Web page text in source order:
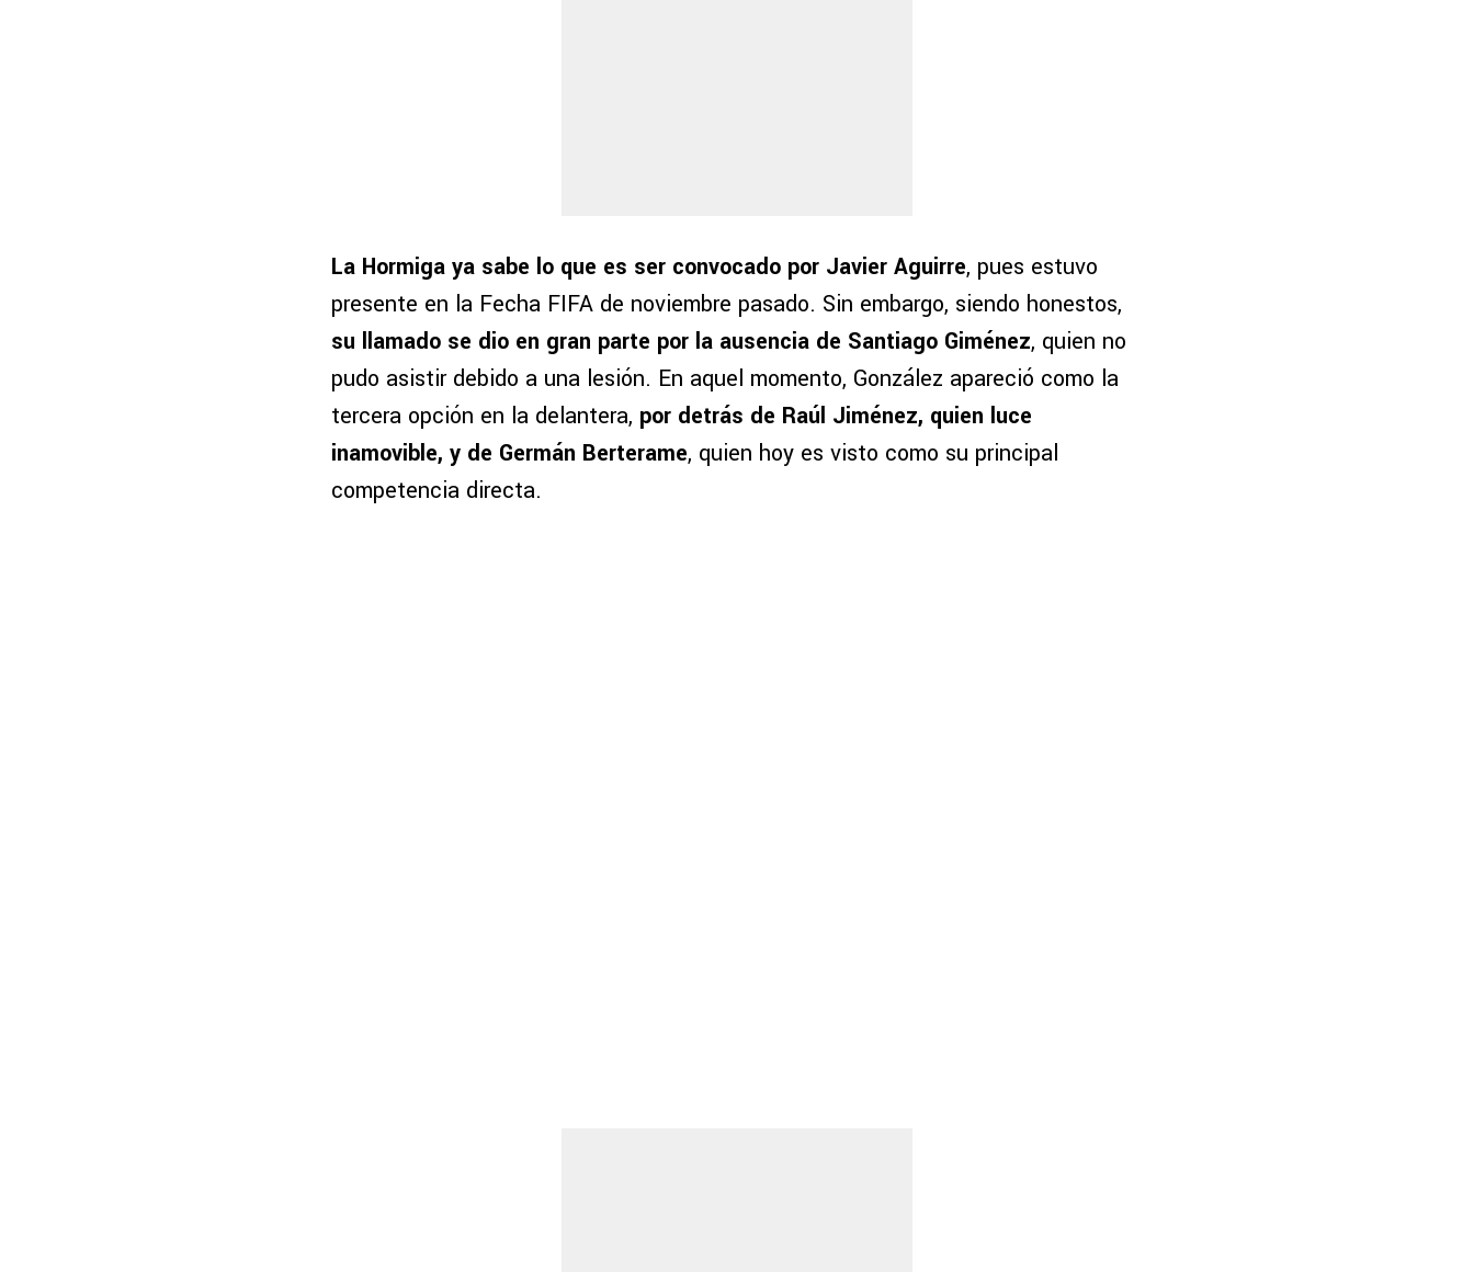
La Hormiga ya sabe lo que es ser convocado por Javier Aguirre, pues estuvo
presente en la Fecha FIFA de noviembre pasado. Sin embargo, siendo honestos,
su llamado se dio en gran parte por la ausencia de Santiago Giménez, quien no
pudo asistir debido a una lesión. En aquel momento, González apareció como la
tercera opción en la delantera, por detrás de Raúl Jiménez, quien luce
inamovible, y de Germán Berterame, quien hoy es visto como su principal
competencia directa.